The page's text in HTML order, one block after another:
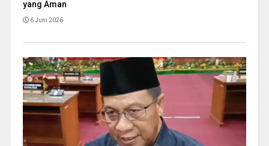
yang Aman
6 Juni 2026